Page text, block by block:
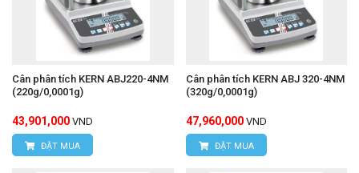
Cân phân tích KERN ABJ220-4NM
(220g/0,0001g)
43,901,000 VND
ĐẶT MUA
Cân phân tích KERN ABJ 320-4NM
(320g/0,0001g)
47,960,000 VND
ĐẶT MUA